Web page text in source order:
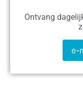
Ontvang
e-